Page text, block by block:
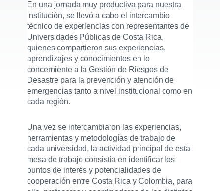
En una jornada muy productiva para nuestra
institución, se llevó a cabo el intercambio
técnico de experiencias con representantes de
Universidades Públicas de Costa Rica,
quienes compartieron sus experiencias,
aprendizajes y conocimientos en lo
concerniente a la Gestión de Riesgos de
Desastre para la prevención y atención de
emergencias tanto a nivel institucional como en
cada región.
Una vez se intercambiaron las experiencias,
herramientas y metodologías de trabajo de
cada universidad, la actividad principal de esta
mesa de trabajo consistía en identificar los
puntos de interés y potencialidades de
cooperación entre Costa Rica y Colombia, para